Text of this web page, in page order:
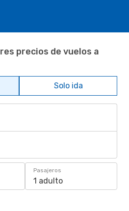
precios de vuelos a
Solo ida
Pasajeros
1 adulto